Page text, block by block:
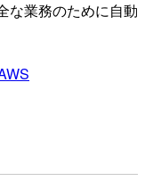
な業務のために自動